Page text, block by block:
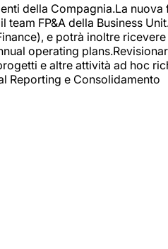
della Compagnia.La
FP&A della Business
e potrà inoltre
operating
e altre attività ad hoc
Reporting e Consolidamento